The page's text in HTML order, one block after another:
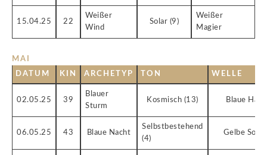
15.04.25 22
Weißer
Wind
Solar (9)
Weißer
Magier
MAI
DATUM
KIN ARCHETYP TON WELLE
02.05.25 39
Blauer
Sturm
Kosmisch (13) Blaue Hand
06.05.25 43 Blaue Nacht
Selbstbestehend
(4)
Gelbe